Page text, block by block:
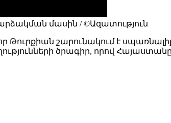
մասին / ©Ազատություն
Թուրքիան շարունակում է
ծրագիր, որով